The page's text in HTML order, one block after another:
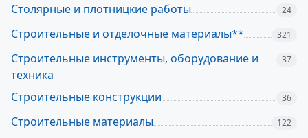
Столярные и плотницкие работы 24
Строительные и отделочные материалы** 321
Строительные инструменты, оборудование и
техника
37
Строительные конструкции 36
Строительные материалы 122